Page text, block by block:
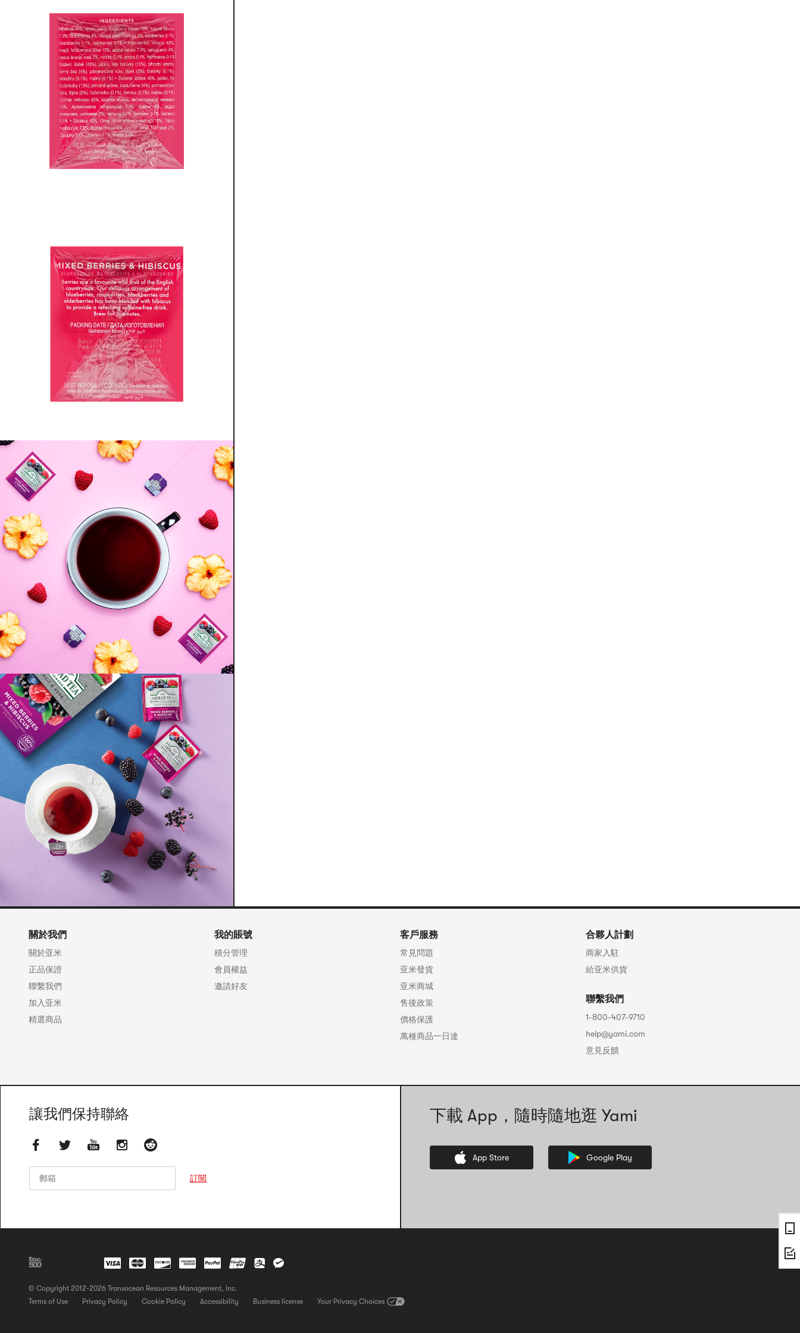
關於我們
關於亚米
正品保證
聯繫我們
加入亚米
精選商品
我的賬號
積分管理
會員權益
邀請好友
客戶服務
常見問題
亚米發貨
亚米商城
售後政策
價格保護
萬種商品一日達
合夥人計劃
商家入駐
給亚米供貨
聯繫我們
1-800-407-9710
help@yami.com
意見反饋
讓我們保持聯絡
訂閱
下載 App，隨時隨地逛 Yami
App Store Google Play
© Copyright 2012-2026 Transocean Resources Management, Inc.
Terms of Use
Privacy Policy Cookie Policy Accessibility Business license 查看營業執照。請注意，此連結將直接開啟一張營業執照的圖片檔案，其中的文字資訊可能需要人工協助解讀。
Your Privacy Choices